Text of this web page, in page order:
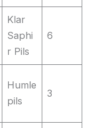
Klar
Saphi
r Pils
6
Humle
pils
3